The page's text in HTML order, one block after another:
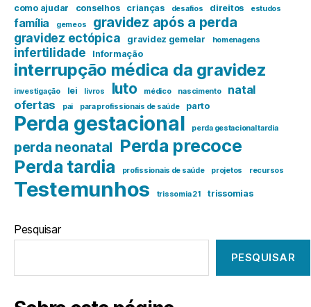
como ajudar conselhos crianças desafios direitos estudos
família gemeos gravidez após a perda
gravidez ectópica gravidez gemelar homenagens
infertilidade Informação
interrupção médica da gravidez
investigação lei livros luto médico nascimento natal
ofertas pai para profissionais de saúde parto
Perda gestacional perda gestacional tardia
perda neonatal Perda precoce
Perda tardia
profissionais de saúde projetos recursos
Testemunhos trissomia 21 trissomias
Pesquisar
PESQUISAR